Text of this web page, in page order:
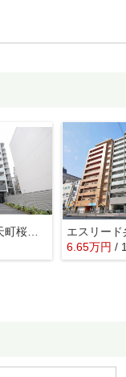
エスリード弁天町桜通レジデンス
6.65万円 /